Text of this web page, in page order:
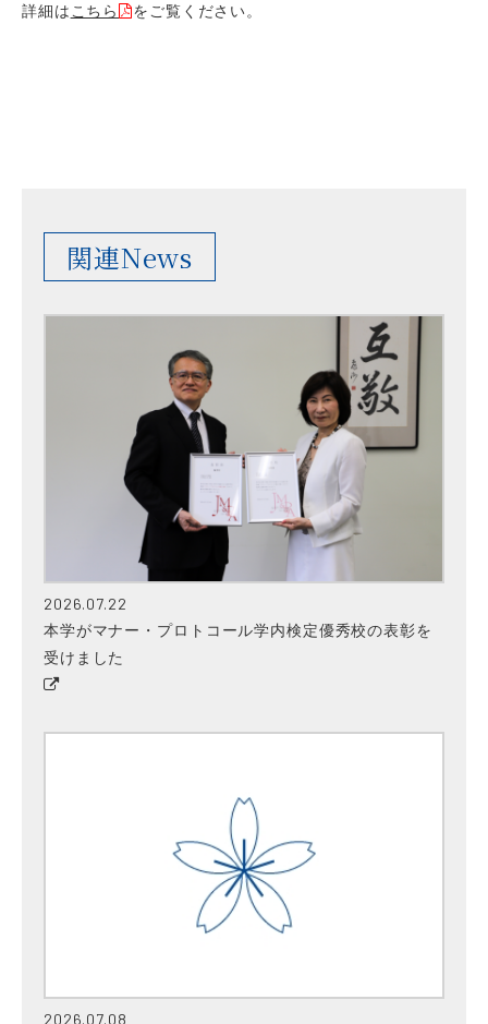
詳細はこちら をご覧ください。
関連News
2026.07.22
本学がマナー・プロトコール学内検定優秀校の表彰を
受けました
2026.07.08